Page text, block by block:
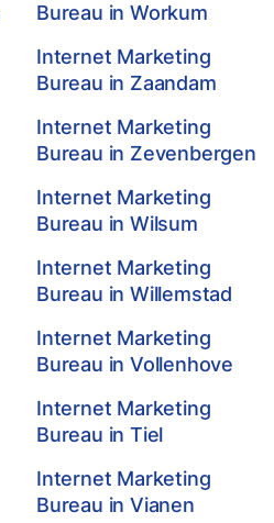
Bureau in Workum
Internet Marketing
Bureau in Zaandam
Internet Marketing
Bureau in Zevenbergen
Internet Marketing
Bureau in Wilsum
Internet Marketing
Bureau in Willemstad
Internet Marketing
Bureau in Vollenhove
Internet Marketing
Bureau in Tiel
Internet Marketing
Bureau in Vianen